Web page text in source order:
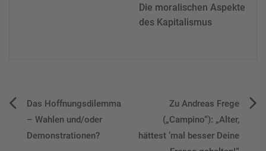
Die moralischen Aspekte
des Kapitalismus
Beitragsnavigation
Das Hoffnungsdilemma
– Wahlen und/oder
Demonstrationen?
Zu Andreas Frege
(„Campino“): „Alter,
hättest ‘mal besser Deine